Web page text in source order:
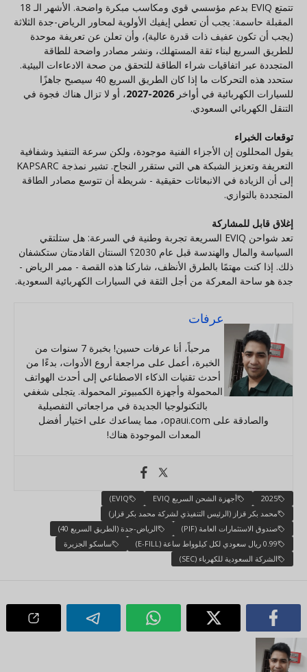
تتمتع EVIQ بدعم مؤسسي قوي ومكاسب مبكرة واضحة. الأشهر الـ 18
المقبلة حاسمة: يجب أن تعطي إيفيك الأولوية لمحاور الرياض-جدة الثلاثة
(يجب أن تكون عفيف ذات قدرة عالية)، وأن تعلن عن تعريفة موحدة
للطريق السريع لبناء ثقة المستهلك، ونشر مصادر واضحة للطاقة
المتجددة عبر اتفاقيات شراء الطاقة للتحقق من صحة الادعاءات البيئية.
ستحدد هذه التحركات ما إذا كان الطريق السريع 40 سيصبح جاهزًا
للسيارات الكهربائية في أواخر 2026-2027
، أو لا تزال هناك فجوة في
التنقل الكهربائي السعودي.
توقعات الخبراء
يقول المحللون إن الأجزاء الفنية موجودة، ولكن سرعة التنفيذ وشفافية
التعريفة وتعزيز الشبكة هي التي ستقرر النجاح. تشير نمذجة KAPSARC
إلى أن الزيادة في الانبعاثات حقيقية - شريطة أن تتوسع مصادر الطاقة
المتجددة بالتوازي.
إغلاق قابل للمشاركة
تعد شواحن EVIQ السريعة تجربة وطنية في السرعة: هل ستلتقي
السياسة والمال والهندسة قبل عام 2030؟ السنتان القادمتان ستكشفان
ذلك. إذا كنت مهتمًا بالطرق الأنظف، شاركنا هذه القصة - ممر الرياض -
جدة هو ساحة المعركة من أجل الثقة في السيارات الكهربائية السعودية.
عرفات
مرحباً، أنا عرفات حسين! بخبرة 7 سنوات من
الخبرة، أعمل على مراجعة أروع الأدوات، بدءًا من
أحدث تقنيات الذكاء الاصطناعي إلى أحدث الهواتف
المحمولة وأجهزة الكمبيوتر المحمولة. يتجلى شغفي
بالتكنولوجيا الجديدة في مراجعاتي التفصيلية
والصادقة على opaui.com، مما يساعدك على اختيار أفضل
المعدات الموجودة هناك!
2025 أجهزة الشحن السريع EVIQ
EVIQ)
محمد بكر قزاز (الرئيس التنفيذي لشركة محمد بكر قزاز)
صندوق الاستثمارات العامة (PIF)
الرياض-جدة (الطريق السريع 40)
0.99 ريال سعودي لكل كيلوواط ساعة (E-FILL)
ساسكو الجزيرة
الشركة السعودية للكهرباء (SEC)